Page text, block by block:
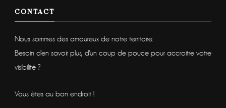
CONTACT
Nous sommes des amoureux de notre territoire.
Besoin d'en savoir plus, d'un coup de pouce pour accroitre votre
visibilité ?
Vous êtes au bon endroit !